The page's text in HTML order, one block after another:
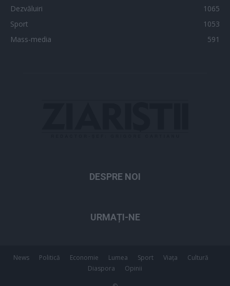
Dezvăluiri
1065
Sport
1053
Mass-media
591
DESPRE NOI
URMAȚI-NE
News Politică Economie Lumea Sport Viața
Cultură
Diaspora
Opinii